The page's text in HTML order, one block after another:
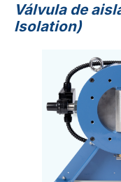
Válvula de
Isolation)